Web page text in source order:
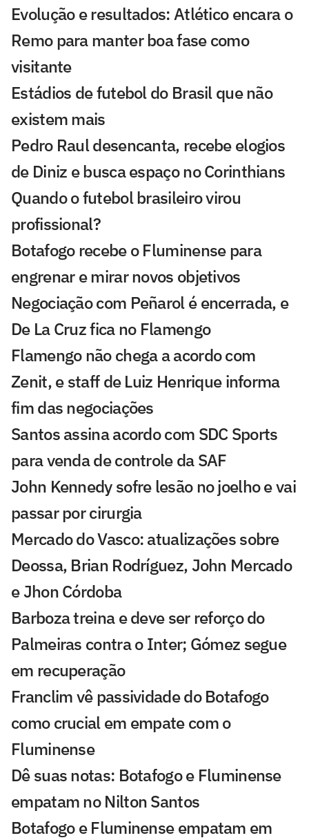
Evolução e resultados: Atlético encara o
Remo para manter boa fase como
visitante
Estádios de futebol do Brasil que não
existem mais
Pedro Raul desencanta, recebe elogios
de Diniz e busca espaço no Corinthians
Quando o futebol brasileiro virou
profissional?
Botafogo recebe o Fluminense para
engrenar e mirar novos objetivos
Negociação com Peñarol é encerrada, e
De La Cruz fica no Flamengo
Flamengo não chega a acordo com
Zenit, e staff de Luiz Henrique informa
fim das negociações
Santos assina acordo com SDC Sports
para venda de controle da SAF
John Kennedy sofre lesão no joelho e vai
passar por cirurgia
Mercado do Vasco: atualizações sobre
Deossa, Brian Rodríguez, John Mercado
e Jhon Córdoba
Barboza treina e deve ser reforço do
Palmeiras contra o Inter; Gómez segue
em recuperação
Franclim vê passividade do Botafogo
como crucial em empate com o
Fluminense
Dê suas notas: Botafogo e Fluminense
empatam no Nilton Santos
Botafogo e Fluminense empatam em